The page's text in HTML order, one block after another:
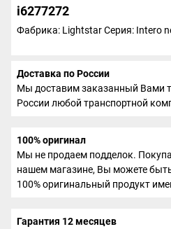
i6277272
Фабрика: LightstarСерия: Intero
Доставка по России
Мы доставим заказанный Вами
России любой транспортной
100% оригинал
Мы не продаем подделок.
нашем магазине, Вы можете
100% оригинальный продукт
Гарантия 12 месяцев